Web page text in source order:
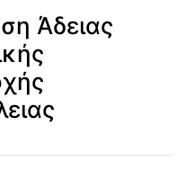
Άδειας